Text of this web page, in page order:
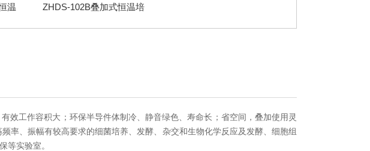
温
ZHDS-102B叠加式恒温培
效工作容积大；环保半导件体制冷、静音绿色、寿命长；省空间，叠加使用灵
率、振幅有较高要求的细菌培养、发酵、杂交和生物化学反应及发酵、细胞组
等实验室。